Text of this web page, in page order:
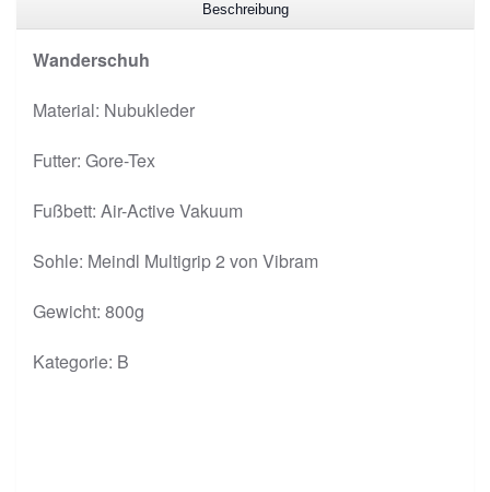
Beschreibung
Wanderschuh
Material: Nubukleder
Futter: Gore-Tex
Fußbett: Air-Active Vakuum
Sohle: Meindl Multigrip 2 von Vibram
Gewicht: 800g
Kategorie: B